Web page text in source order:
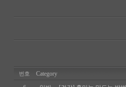
번호 Category